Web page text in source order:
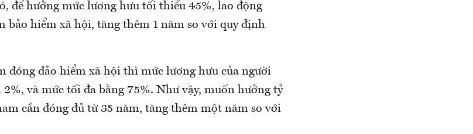
để hưởng mức lương hưu tối thiểu 45%, lao động
bảo hiểm xã hội, tăng thêm 1 năm so với quy định
đóng đảo hiểm xã hội thì mức lương hưu của người
và mức tối đa bằng 75%. Như vậy, muốn hưởng tỷ
cần đóng đủ từ 35 năm, tăng thêm một năm so với